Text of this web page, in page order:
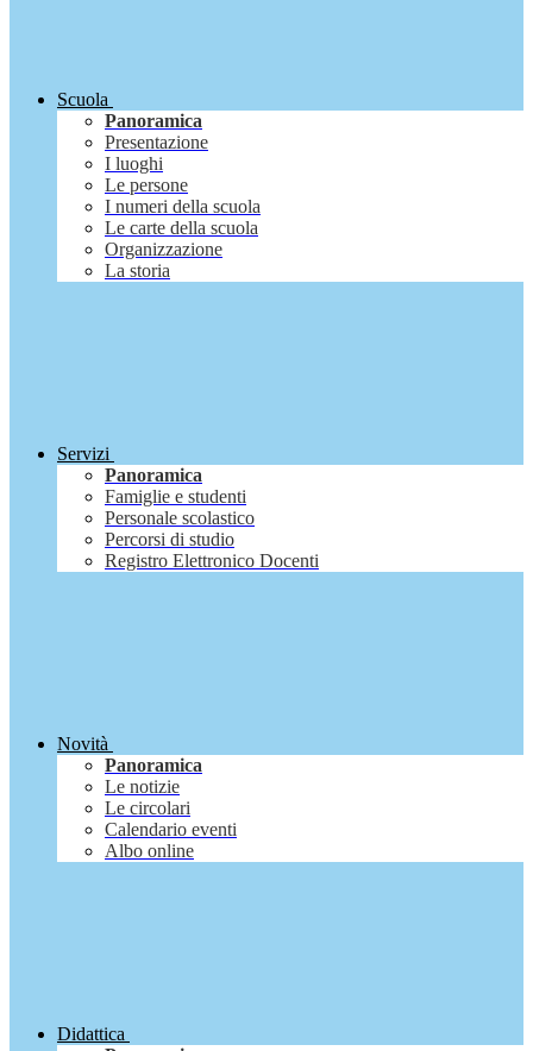
Scuola
Panoramica
Presentazione
I luoghi
Le persone
I numeri della scuola
Le carte della scuola
Organizzazione
La storia
Servizi
Panoramica
Famiglie e studenti
Personale scolastico
Percorsi di studio
Registro Elettronico Docenti
Novità
Panoramica
Le notizie
Le circolari
Calendario eventi
Albo online
Didattica